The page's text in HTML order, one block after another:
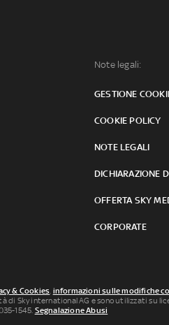
Note legali:
GESTIONE
COOKIE POLICY
NOTE LEGALI
DICHIARAZIONE
OFFERTA SKY
CORPORATE
& Cookies, informazioni sulle modifiche
international AG e sono utilizzati su
1545. Segnalazione Abusi